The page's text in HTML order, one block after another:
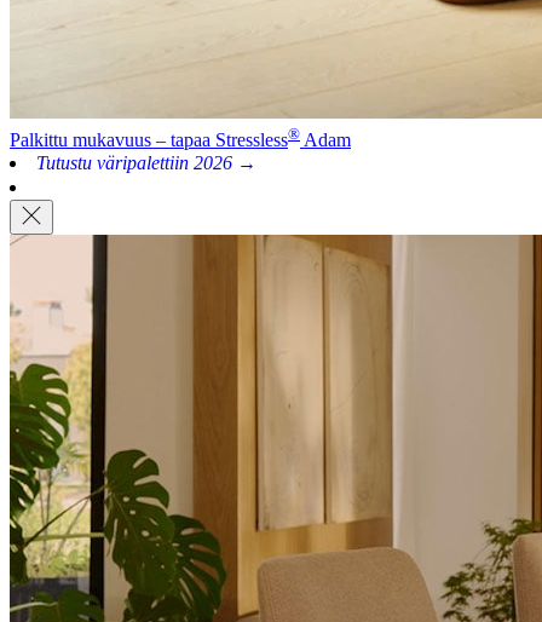
Palkittu mukavuus – tapaa Stressless® Adam
Tutustu väripalettiin 2026 →